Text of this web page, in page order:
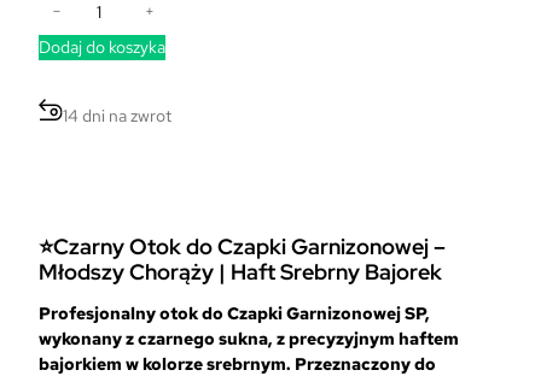
o
ć
O
z
a
r
y
− +
Dodaj do koszyka
14 dni na zwrot
⭐Czarny Otok do Czapki Garnizonowej–
Młodszy Chorąży | Haft Srebrny Bajorek
Profesjonalny otok do Czapki Garnizonowej SP,
wykonany z czarnego sukna, z precyzyjnym haftem
bajorkiem w kolorze srebrnym. Przeznaczony do